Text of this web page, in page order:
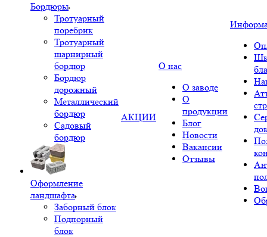
Бордюры
Тротуарный
поребрик
Тротуарный
шарнирный
бордюр
Бордюр
дорожный
Металлический
бордюр
Садовый
бордюр
Оформление
ландшафта
Заборный блок
Подпорный
блок
АКЦИИ
О нас
О заводе
О
продукции
Блог
Новости
Вакансии
Отзывы